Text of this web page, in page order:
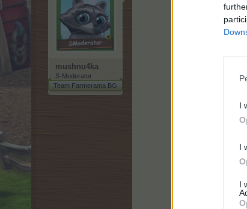
I
I
I
mushnu4ka
S-Moderator
Team Farmerama BG